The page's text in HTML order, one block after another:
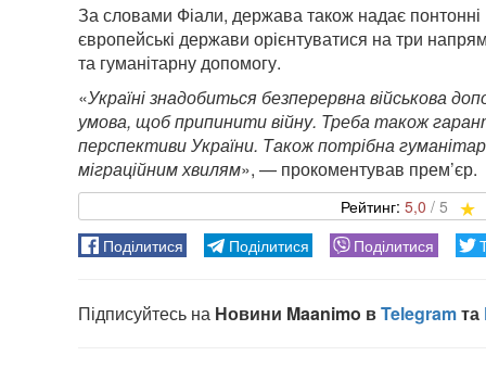
За словами Фіали, держава також надає понтонні
європейські держави орієнтуватися на три
та гуманітарну допомогу.
«Україні знадобиться безперервна військова
умова, щоб припинити війну. Треба також
перспективи України. Також потрібна
міграційним хвилям», — прокоментував прем’єр.
5,0